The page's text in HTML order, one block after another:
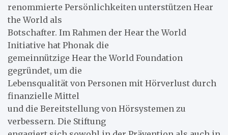
renommierte Persönlichkeiten unterstützen Hear
the World als
Botschafter. Im Rahmen der Hear the World
Initiative hat Phonak die
gemeinnützige Hear the World Foundation
gegründet, um die
Lebensqualität von Personen mit Hörverlust durch
finanzielle Mittel
und die Bereitstellung von Hörsystemen zu
verbessern. Die Stiftung